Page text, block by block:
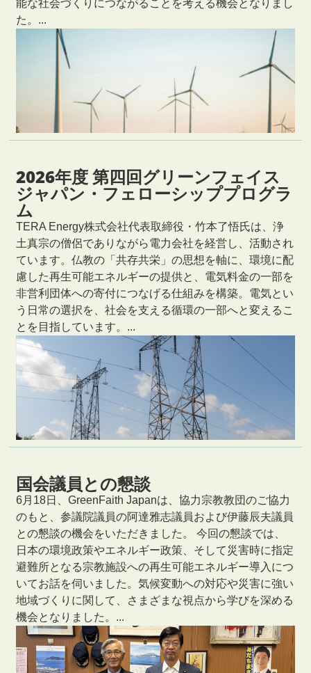
能な社会づくりにつながることを考える機会となりまし
た。...
2026年度 第四回グリーンフェイス
ジャパン・フェローシッププログラ
ム
TERA Energy株式会社代表取締役・竹本了悟氏は、浄
土真宗の僧侶でありながら電力会社を経営し、活動され
ています。仏教の「共存共栄」の思想を軸に、環境に配
慮した再生可能エネルギーの提供と、電気料金の一部を
非営利団体への寄付につなげる仕組みを構築。電気とい
う日常の選択を、社会を支える循環の一部へと変えるこ
とを目指しています。...
国会議員との懇談
6月18日、GreenFaith Japanは、協力宗教教団のご協力
のもと、参議院議員の阿達雅志議員および伊藤辰夫議員
との懇談の機会をいただきました。 今回の懇談では、
日本の環境政策やエネルギー政策、そして災害時に指定
避難所となる宗教施設への再生可能エネルギー導入につ
いてお話を伺いました。気候変動への対応や災害に強い
地域づくりに関して、さまざまな視点から学びを深める
機会となりました。...